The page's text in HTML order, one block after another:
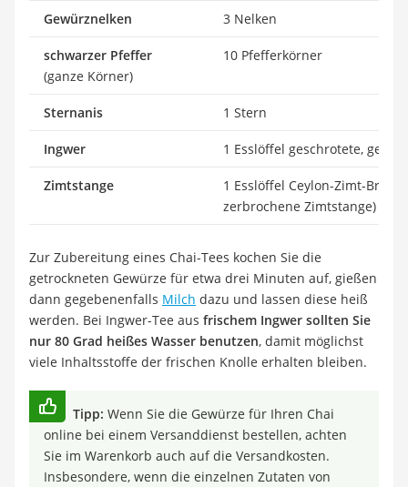
Gewürznelken 3 Nelken
schwarzer Pfeffer
(ganze Körner)
10 Pfefferkörner
Sternanis 1 Stern
Ingwer 1 Esslöffel geschrotete,
Zimtstange
1 Esslöffel Ceylon-Zimt-
zerbrochene Zimtstange)
Zur Zubereitung eines Chai-Tees kochen Sie die
getrockneten Gewürze für etwa drei Minuten auf, gießen
dann gegebenenfalls Milch dazu und lassen diese heiß
werden. Bei Ingwer-Tee aus frischem Ingwer sollten Sie
nur 80 Grad heißes Wasser benutzen, damit möglichst
viele Inhaltsstoffe der frischen Knolle erhalten bleiben.
Tipp: Wenn Sie die Gewürze für Ihren Chai
online bei einem Versanddienst bestellen, achten
Sie im Warenkorb auch auf die Versandkosten.
Insbesondere, wenn die einzelnen Zutaten von